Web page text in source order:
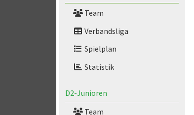
Team
Verbandsliga
Spielplan
Statistik
D2-Junioren
Team